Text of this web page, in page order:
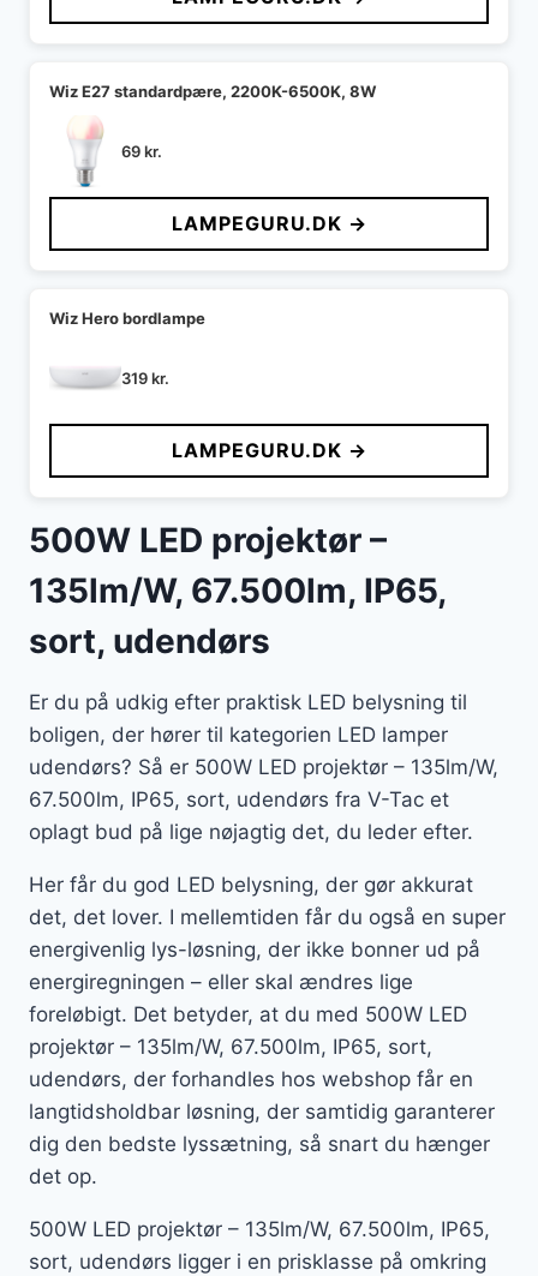
Wiz E27 standardpære, 2200K-6500K, 8W
69kr.
LAMPEGURU.DK →
Wiz Hero bordlampe
319kr.
LAMPEGURU.DK →
500W LED projektør –
135lm/W, 67.500lm, IP65,
sort, udendørs
Er du på udkig efter praktisk LED belysning til
boligen, der hører til kategorien LED lamper
udendørs? Så er 500W LED projektør – 135lm/W,
67.500lm, IP65, sort, udendørs fra V-Tac et
oplagt bud på lige nøjagtig det, du leder efter.
Her får du god LED belysning, der gør akkurat
det, det lover. I mellemtiden får du også en super
energivenlig lys-løsning, der ikke bonner ud på
energiregningen – eller skal ændres lige
foreløbigt. Det betyder, at du med 500W LED
projektør – 135lm/W, 67.500lm, IP65, sort,
udendørs, der forhandles hos webshop får en
langtidsholdbar løsning, der samtidig garanterer
dig den bedste lyssætning, så snart du hænger
det op.
500W LED projektør – 135lm/W, 67.500lm, IP65,
sort, udendørs ligger i en prisklasse på omkring